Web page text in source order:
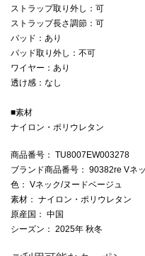
ストラップ取り外し：可
ストラップ長さ調節：可
パッド：あり
パッド取り外し：不可
ワイヤー：あり
透け感：なし
■素材
ナイロン・ポリウレタン
商品番号 ： TU8007EW003278
ブランド商品番号 ： 90382re Vネ
色 ： Vネック/ヌードベージュ
素材 ： ナイロン・ポリウレタン
原産国 ： 中国
シーズン ： 2025年 秋冬